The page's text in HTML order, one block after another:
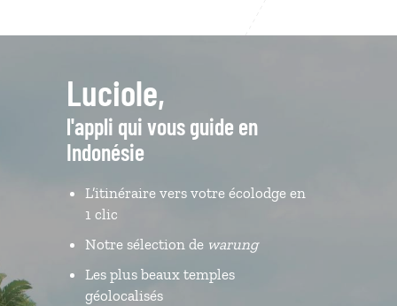
Luciole,
l'appli qui vous guide en
Indonésie
L’itinéraire vers votre écolodge en
1 clic
Notre sélection de warung
Les plus beaux temples
géolocalisés